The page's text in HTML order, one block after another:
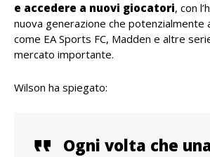
e accedere a nuovi giocatori, con
nuova generazione che potenzialmente
come EA Sports FC, Madden e altre
mercato importante.
Wilson ha spiegato:
Ogni volta che